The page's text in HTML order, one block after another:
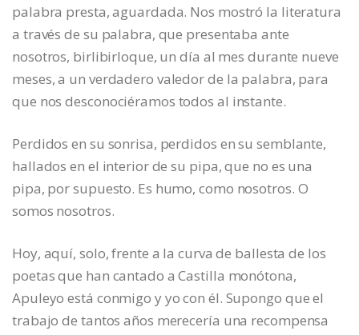
palabra presta, aguardada. Nos mostró la literatura
a través de su palabra, que presentaba ante
nosotros, birlibirloque, un día al mes durante nueve
meses, a un verdadero valedor de la palabra, para
que nos desconociéramos todos al instante.
Perdidos en su sonrisa, perdidos en su semblante,
hallados en el interior de su pipa, que no es una
pipa, por supuesto. Es humo, como nosotros. O
somos nosotros.
Hoy, aquí, solo, frente a la curva de ballesta de los
poetas que han cantado a Castilla monótona,
Apuleyo está conmigo y yo con él. Supongo que el
trabajo de tantos años merecería una recompensa